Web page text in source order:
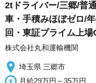
2tドライバー/三郷/普
車・手積みほぼゼロ/
回・東証プライム上場
株式会社丸和運輸機関
埼玉県 三郷市
月給29万円～35万円